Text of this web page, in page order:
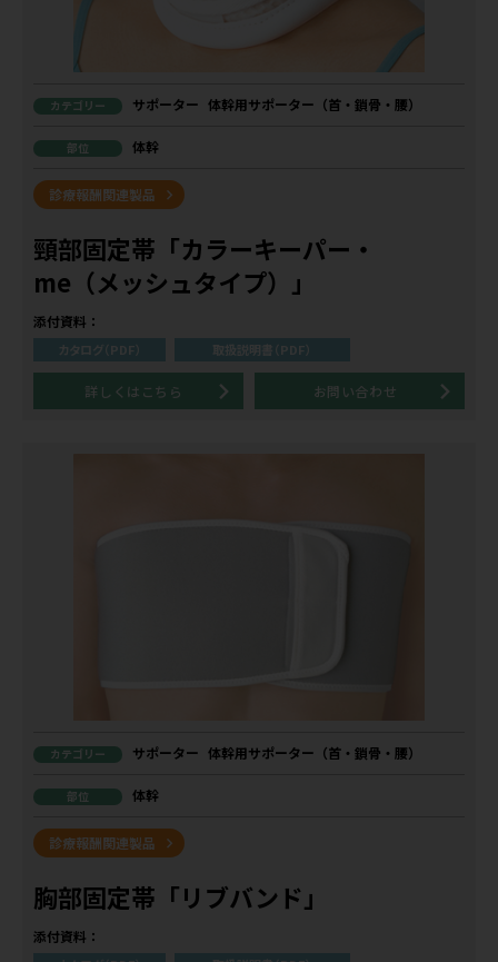
カテゴリー サポーター 体幹用サポーター（首・鎖骨・腰）
部位 体幹
診療報酬関連製品
頸部固定帯「カラーキーパー・
me（メッシュタイプ）」
添付資料：
カタログ（PDF） 取扱説明書（PDF）
詳しくはこちら お問い合わせ
カテゴリー サポーター 体幹用サポーター（首・鎖骨・腰）
部位 体幹
診療報酬関連製品
胸部固定帯「リブバンド」
添付資料：